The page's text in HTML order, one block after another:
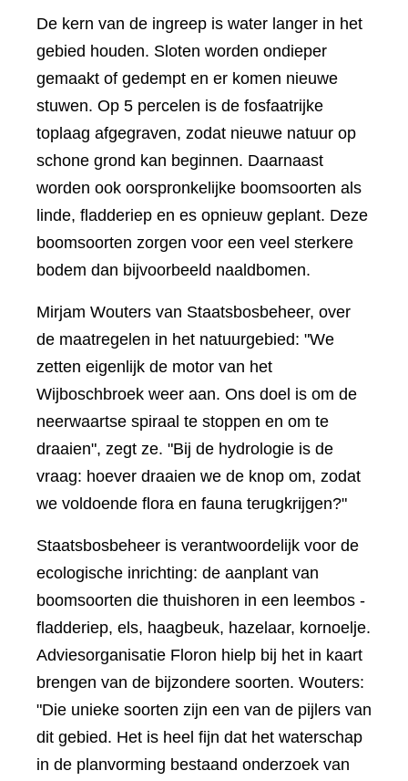
De kern van de ingreep is water langer in het
gebied houden. Sloten worden ondieper
gemaakt of gedempt en er komen nieuwe
stuwen. Op 5 percelen is de fosfaatrijke
toplaag afgegraven, zodat nieuwe natuur op
schone grond kan beginnen. Daarnaast
worden ook oorspronkelijke boomsoorten als
linde, fladderiep en es opnieuw geplant. Deze
boomsoorten zorgen voor een veel sterkere
bodem dan bijvoorbeeld naaldbomen.
Mirjam Wouters van Staatsbosbeheer, over
de maatregelen in het natuurgebied: "We
zetten eigenlijk de motor van het
Wijboschbroek weer aan. Ons doel is om de
neerwaartse spiraal te stoppen en om te
draaien", zegt ze. "Bij de hydrologie is de
vraag: hoever draaien we de knop om, zodat
we voldoende flora en fauna terugkrijgen?"
Staatsbosbeheer is verantwoordelijk voor de
ecologische inrichting: de aanplant van
boomsoorten die thuishoren in een leembos -
fladderiep, els, haagbeuk, hazelaar, kornoelje.
Adviesorganisatie Floron hielp bij het in kaart
brengen van de bijzondere soorten. Wouters:
"Die unieke soorten zijn een van de pijlers van
dit gebied. Het is heel fijn dat het waterschap
in de planvorming bestaand onderzoek van